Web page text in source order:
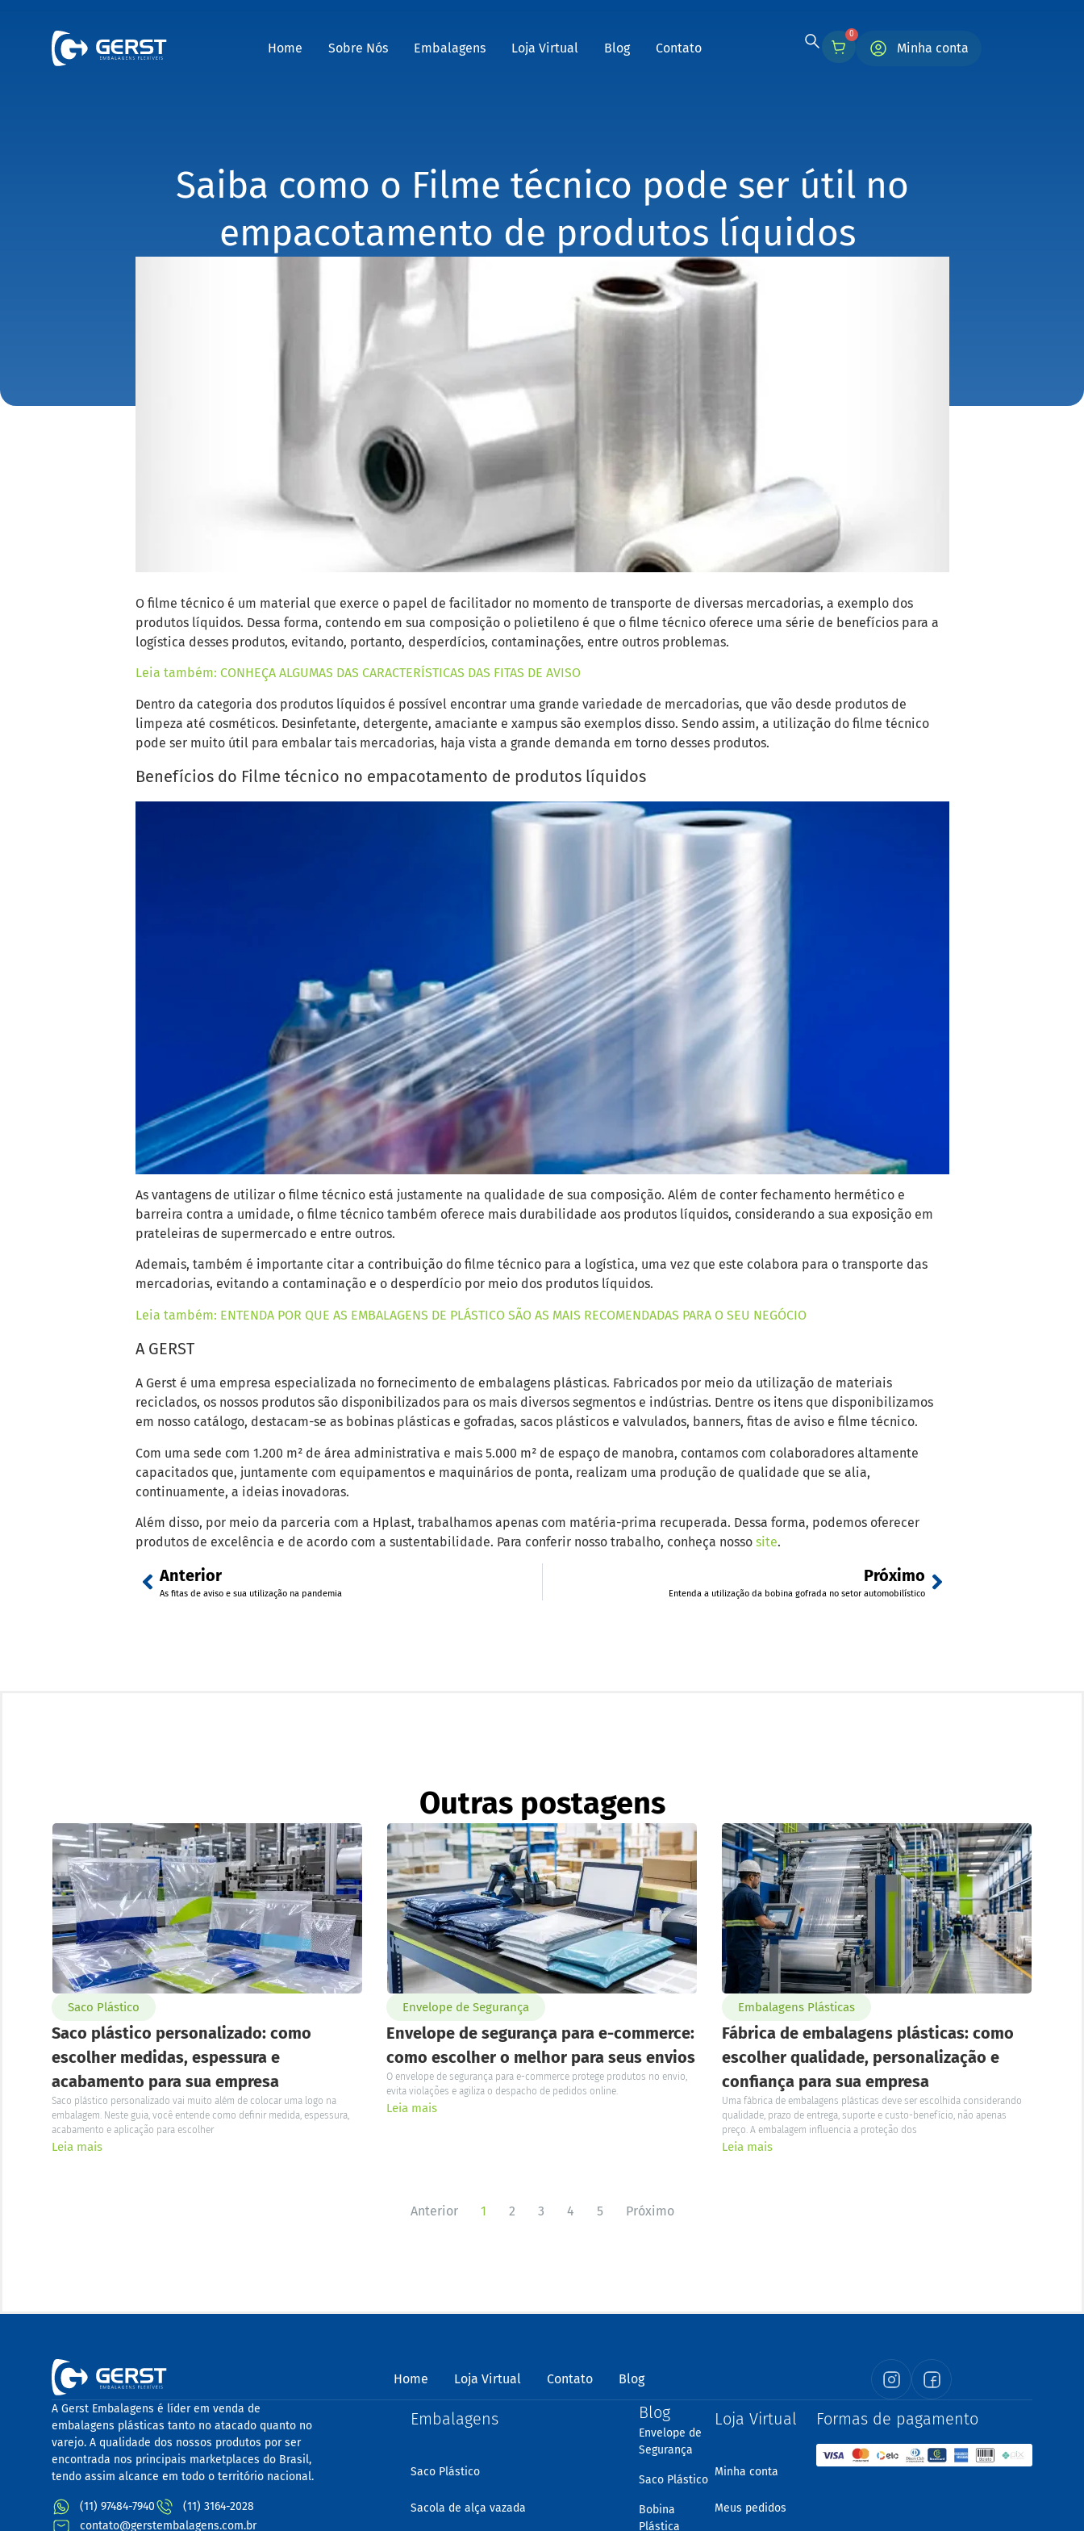
Home Sobre Nós Embalagens Loja Virtual Blog Contato
0
Minha conta
Saiba como o Filme técnico pode ser útil no
empacotamento de produtos líquidos
O filme técnico é um material que exerce o papel de facilitador no momento de transporte de diversas mercadorias, a exemplo dos
produtos líquidos. Dessa forma, contendo em sua composição o polietileno é que o filme técnico oferece uma série de benefícios para a
logística desses produtos, evitando, portanto, desperdícios, contaminações, entre outros problemas.
Leia também: CONHEÇA ALGUMAS DAS CARACTERÍSTICAS DAS FITAS DE AVISO
Dentro da categoria dos produtos líquidos é possível encontrar uma grande variedade de mercadorias, que vão desde produtos de
limpeza até cosméticos. Desinfetante, detergente, amaciante e xampus são exemplos disso. Sendo assim, a utilização do filme técnico
pode ser muito útil para embalar tais mercadorias, haja vista a grande demanda em torno desses produtos.
Benefícios do Filme técnico no empacotamento de produtos líquidos
As vantagens de utilizar o filme técnico está justamente na qualidade de sua composição. Além de conter fechamento hermético e
barreira contra a umidade, o filme técnico também oferece mais durabilidade aos produtos líquidos, considerando a sua exposição em
prateleiras de supermercado e entre outros.
Ademais, também é importante citar a contribuição do filme técnico para a logística, uma vez que este colabora para o transporte das
mercadorias, evitando a contaminação e o desperdício por meio dos produtos líquidos.
Leia também: ENTENDA POR QUE AS EMBALAGENS DE PLÁSTICO SÃO AS MAIS RECOMENDADAS PARA O SEU NEGÓCIO
A GERST
A Gerst é uma empresa especializada no fornecimento de embalagens plásticas. Fabricados por meio da utilização de materiais
reciclados, os nossos produtos são disponibilizados para os mais diversos segmentos e indústrias. Dentre os itens que disponibilizamos
em nosso catálogo, destacam-se as bobinas plásticas e gofradas, sacos plásticos e valvulados, banners, fitas de aviso e filme técnico.
Com uma sede com 1.200 m² de área administrativa e mais 5.000 m² de espaço de manobra, contamos com colaboradores altamente
capacitados que, juntamente com equipamentos e maquinários de ponta, realizam uma produção de qualidade que se alia,
continuamente, a ideias inovadoras.
Além disso, por meio da parceria com a Hplast, trabalhamos apenas com matéria-prima recuperada. Dessa forma, podemos oferecer
produtos de excelência e de acordo com a sustentabilidade. Para conferir nosso trabalho, conheça nosso site.
Anterior
As fitas de aviso e sua utilização na pandemia
Próximo
Entenda a utilização da bobina gofrada no setor automobilístico
Outras postagens
Saco Plástico
Saco plástico personalizado: como
escolher medidas, espessura e
acabamento para sua empresa
Saco plástico personalizado vai muito além de colocar uma logo na
embalagem. Neste guia, você entende como definir medida, espessura,
acabamento e aplicação para escolher
Leia mais
Envelope de Segurança
Envelope de segurança para e-commerce:
como escolher o melhor para seus envios
O envelope de segurança para e-commerce protege produtos no envio,
evita violações e agiliza o despacho de pedidos online.
Leia mais
Embalagens Plásticas
Fábrica de embalagens plásticas: como
escolher qualidade, personalização e
confiança para sua empresa
Uma fábrica de embalagens plásticas deve ser escolhida considerando
qualidade, prazo de entrega, suporte e custo-benefício, não apenas
preço. A embalagem influencia a proteção dos
Leia mais
Anterior 1 2 3 4 5 Próximo
Home Loja Virtual Contato Blog
A Gerst Embalagens é líder em venda de
embalagens plásticas tanto no atacado quanto no
varejo. A qualidade dos nossos produtos por ser
encontrada nos principais marketplaces do Brasil,
tendo assim alcance em todo o território nacional.
(11) 97484-7940
(11) 3164-2028
contato@gerstembalagens.com.br
Embalagens
Saco Plástico
Sacola de alça vazada
Blog
Envelope de
Segurança
Saco Plástico
Bobina
Plástica
Loja Virtual
Minha conta
Meus pedidos
Formas de pagamento